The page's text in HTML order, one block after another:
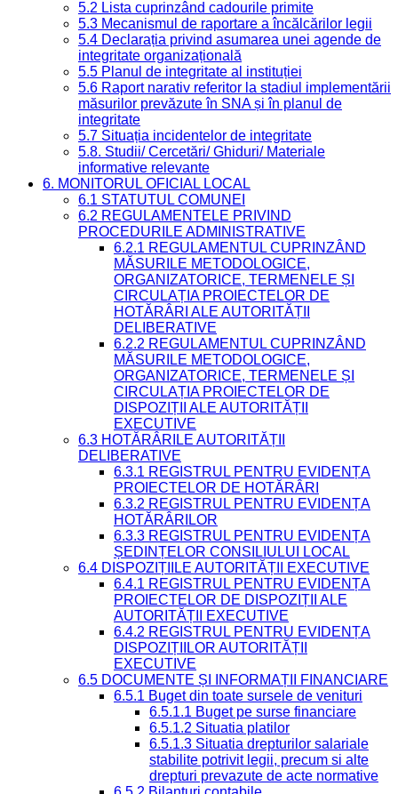
5.2 Lista cuprinzând cadourile primite
5.3 Mecanismul de raportare a încălcărilor legii
5.4 Declarația privind asumarea unei agende de
integritate organizațională
5.5 Planul de integritate al instituției
5.6 Raport narativ referitor la stadiul implementării
măsurilor prevăzute în SNA și în planul de
integritate
5.7 Situația incidentelor de integritate
5.8. Studii/ Cercetări/ Ghiduri/ Materiale
informative relevante
6. MONITORUL OFICIAL LOCAL
6.1 STATUTUL COMUNEI
6.2 REGULAMENTELE PRIVIND
PROCEDURILE ADMINISTRATIVE
6.2.1 REGULAMENTUL CUPRINZÂND
MĂSURILE METODOLOGICE,
ORGANIZATORICE, TERMENELE ȘI
CIRCULAȚIA PROIECTELOR DE
HOTĂRÂRI ALE AUTORITĂȚII
DELIBERATIVE
6.2.2 REGULAMENTUL CUPRINZÂND
MĂSURILE METODOLOGICE,
ORGANIZATORICE, TERMENELE ȘI
CIRCULAȚIA PROIECTELOR DE
DISPOZIȚII ALE AUTORITĂȚII
EXECUTIVE
6.3 HOTĂRÂRILE AUTORITĂȚII
DELIBERATIVE
6.3.1 REGISTRUL PENTRU EVIDENȚA
PROIECTELOR DE HOTĂRÂRI
6.3.2 REGISTRUL PENTRU EVIDENȚA
HOTĂRÂRILOR
6.3.3 REGISTRUL PENTRU EVIDENȚA
ȘEDINȚELOR CONSILIULUI LOCAL
6.4 DISPOZIȚIILE AUTORITĂȚII EXECUTIVE
6.4.1 REGISTRUL PENTRU EVIDENȚA
PROIECTELOR DE DISPOZIȚII ALE
AUTORITĂȚII EXECUTIVE
6.4.2 REGISTRUL PENTRU EVIDENȚA
DISPOZIȚIILOR AUTORITĂȚII
EXECUTIVE
6.5 DOCUMENTE ȘI INFORMAȚII FINANCIARE
6.5.1 Buget din toate sursele de venituri
6.5.1.1 Buget pe surse financiare
6.5.1.2 Situatia platilor
6.5.1.3 Situatia drepturilor salariale
stabilite potrivit legii, precum si alte
drepturi prevazute de acte normative